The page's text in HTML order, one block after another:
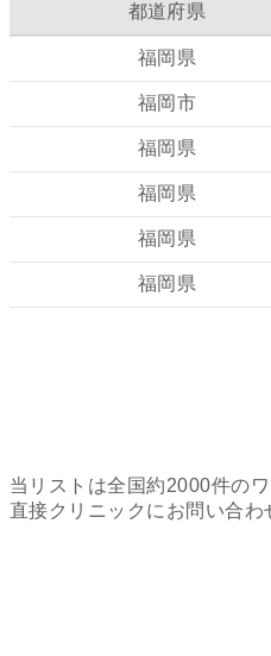
都道府県
福岡県
福岡市
福岡県
福岡県
福岡県
福岡県
当リストは全国約2000件の
直接クリニックにお問い合わ